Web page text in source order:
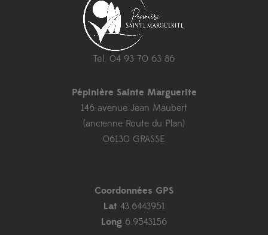
Tél. 04 93 70 63 86
Pépinière Sainte Marguerite
146 avenue Jean Maubert
(ancienne Route du Plan)
06130 GRASSE
Coordonnées GPS
Lat 43.6443951
Long 6.9543156